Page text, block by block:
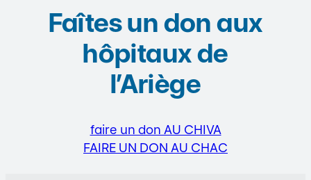
Faîtes un don aux
hôpitaux de
l’Ariège
faire un don AU CHIVA
FAIRE UN DON AU CHAC